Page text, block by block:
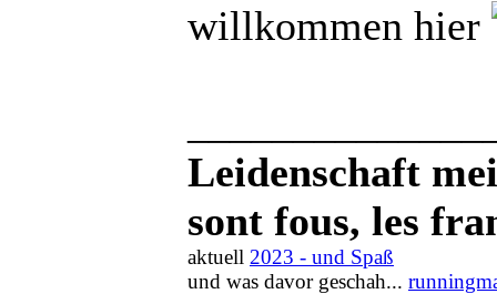
willkommen hier
Leidenschaft
sont fous, les
aktuell 2023 - und Spaß
und was davor geschah...